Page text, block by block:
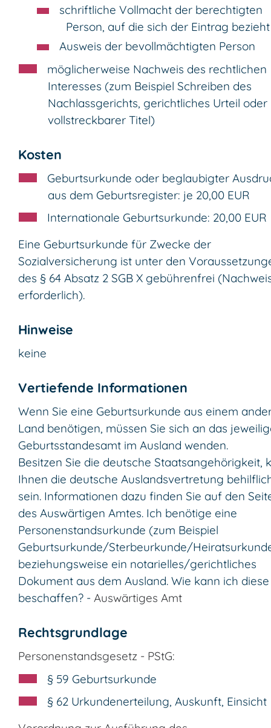
schriftliche Vollmacht der berechtigten
Person, auf die sich der Eintrag bezieht
Ausweis der bevollmächtigten Person
möglicherweise Nachweis des rechtlichen
Interesses (zum Beispiel Schreiben des
Nachlassgerichts, gerichtliches Urteil oder
vollstreckbarer Titel)
Kosten
Geburtsurkunde oder beglaubigter
aus dem Geburtsregister: je 20,00 EUR
Internationale Geburtsurkunde: 20,00 EUR
Eine Geburtsurkunde für Zwecke der
Sozialversicherung ist unter den
des § 64 Absatz 2 SGB X gebührenfrei
erforderlich).
Hinweise
keine
Vertiefende Informationen
Wenn Sie eine Geburtsurkunde aus einem
Land benötigen, müssen Sie sich an das
Geburtsstandesamt im Ausland wenden.
Besitzen Sie die deutsche Staatsangehörigkeit,
Ihnen die deutsche Auslandsvertretung
sein. Informationen dazu finden Sie auf den
des Auswärtigen Amtes. Ich benötige eine
Personenstandsurkunde (zum Beispiel
Geburtsurkunde/Sterbeurkunde/
beziehungsweise ein notarielles/gerichtliches
Dokument aus dem Ausland. Wie kann ich diese
beschaffen? - Auswärtiges Amt
Rechtsgrundlage
Personenstandsgesetz - PStG:
§ 59 Geburtsurkunde
§ 62 Urkundenerteilung, Auskunft, Einsicht